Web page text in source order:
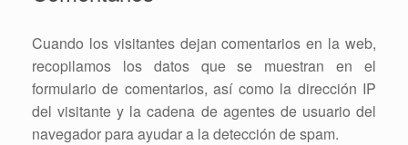
Cuando los visitantes dejan comentarios en la web,
recopilamos los datos que se muestran en el
formulario de comentarios, así como la dirección IP
del visitante y la cadena de agentes de usuario del
navegador para ayudar a la detección de spam.